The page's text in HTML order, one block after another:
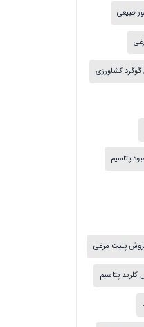
طبیعی
کشاورزی
پتاسیم
پلیت مرغی
کلرید پتاسیم